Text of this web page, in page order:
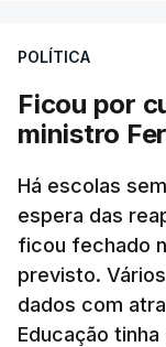
POLÍTICA
Ficou por
ministro
Há escolas
espera das
ficou fechado
previsto.
dados com
Educação